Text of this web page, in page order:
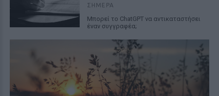
ΣΉΜΕΡΑ
Mπορεί το ChatGPT να αντικαταστήσει
έναν συγγραφέα;